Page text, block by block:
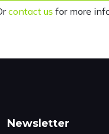
contact us for more
Newsletter